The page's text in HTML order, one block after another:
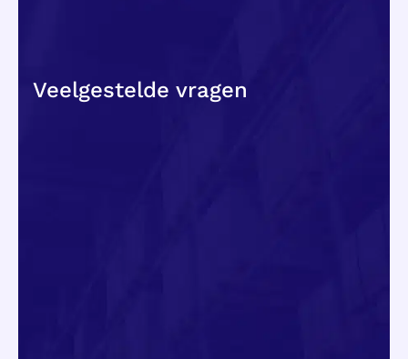
Veelgestelde vragen